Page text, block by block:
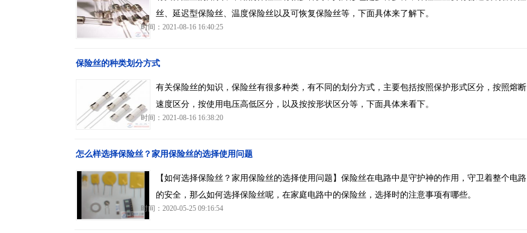
丝、延迟型保险丝、温度保险丝以及可恢复保险丝等，下面具体来了解下。
时间：2021-08-16 16:40:25
保险丝的种类划分方式
有关保险丝的知识，保险丝有很多种类，有不同的划分方式，主要包括按照保护形式区分，按照熔断
速度区分，按使用电压高低区分，以及按按形状区分等，下面具体来看下。
时间：2021-08-16 16:38:20
怎么样选择保险丝？家用保险丝的选择使用问题
【如何选择保险丝？家用保险丝的选择使用问题】保险丝在电路中是守护神的作用，守卫着整个电路
的安全，那么如何选择保险丝呢，在家庭电路中的保险丝，选择时的注意事项有哪些。
时间：2020-05-25 09:16:54